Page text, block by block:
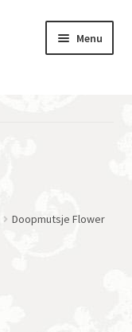
Menu
Doopmutsje Flower